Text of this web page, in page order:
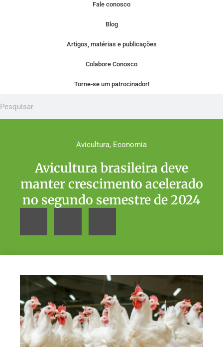
Fale conosco
Blog
Artigos, matérias e publicações
Colabore Conosco
Torne-se um patrocinador!
Avicultura, Economia
Avicultura brasileira deve
manter crescimento acelerado
no segundo semestre de 2024